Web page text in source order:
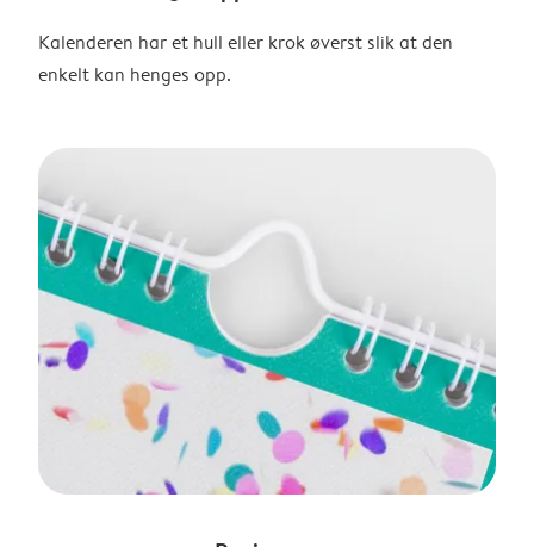
Kalenderen har et hull eller krok øverst slik at den
enkelt kan henges opp.